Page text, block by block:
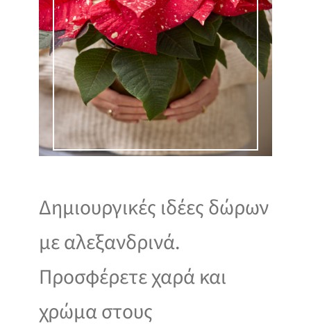
Δημιουργικές ιδέες δώρων
με αλεξανδρινά.
Προσφέρετε χαρά και
χρώμα στους